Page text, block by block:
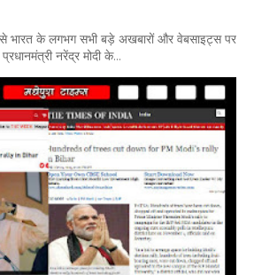
भारत के लगभग सभी बड़े अखबारों और वेबसाइट्स पर
नरेंद्र मोदी के...